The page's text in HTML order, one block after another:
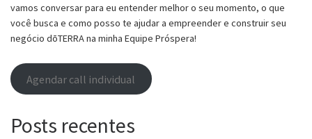
vamos conversar para eu entender melhor o seu momento, o que
você busca e como posso te ajudar a empreender e construir seu
negócio dōTERRA na minha Equipe Próspera!
Agendar call individual
Posts recentes